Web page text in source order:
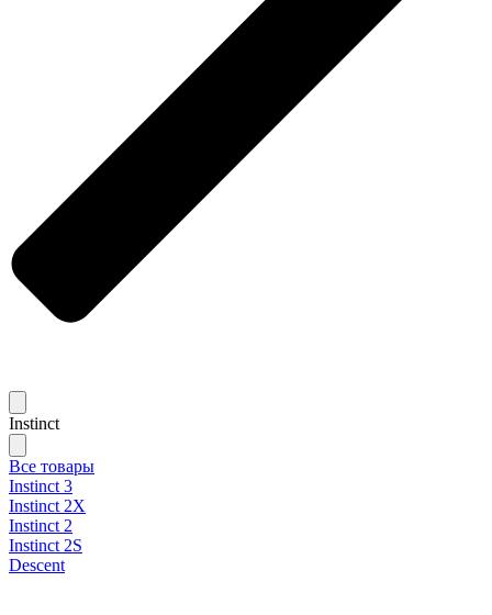
Instinct
Все товары
Instinct 3
Instinct 2X
Instinct 2
Instinct 2S
Descent